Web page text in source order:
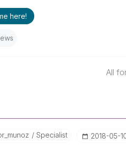
here!
All
Specialist ‎2018-05-